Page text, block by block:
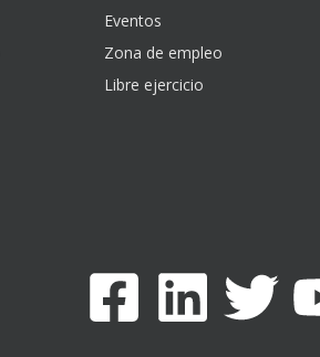
Eventos
Zona de empleo
Libre ejercicio